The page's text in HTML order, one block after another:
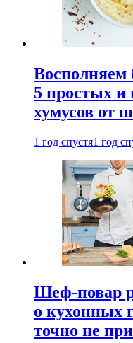
Восполняем
5 простых и
хумусов от
1 год спустя1 год
Шеф-повар
о кухонных
точно не